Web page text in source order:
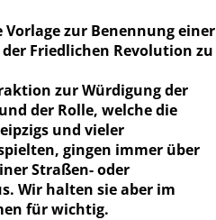
zur Benennung einer
Friedlichen Revolution zu
zur Würdigung der
der Rolle, welche die
und vieler
gingen immer über
Straßen- oder
Wir halten sie aber im
für wichtig.